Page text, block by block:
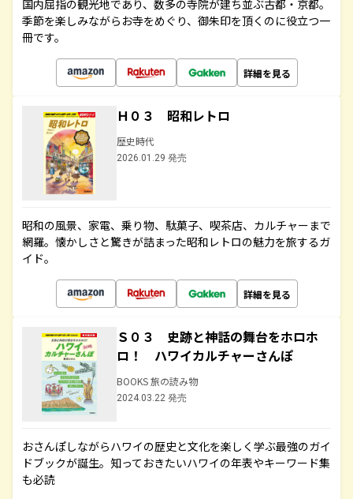
国内屈指の観光地であり、数多の寺院が建ち並ぶ古都・京都。
季節を楽しみながらお寺をめぐり、御朱印を頂くのに役立つ一
冊です。
詳細を見る
Ｈ０３ 昭和レトロ
歴史時代
2026.01.29 発売
昭和の風景、家電、乗り物、駄菓子、喫茶店、カルチャーまで
網羅。懐かしさと驚きが詰まった昭和レトロの魅力を旅するガ
イド。
詳細を見る
Ｓ０３ 史跡と神話の舞台をホロホ
ロ！ ハワイカルチャーさんぽ
BOOKS 旅の読み物
2024.03.22 発売
おさんぽしながらハワイの歴史と文化を楽しく学ぶ最強のガイ
ドブックが誕生。知っておきたいハワイの年表やキーワード集
も必読